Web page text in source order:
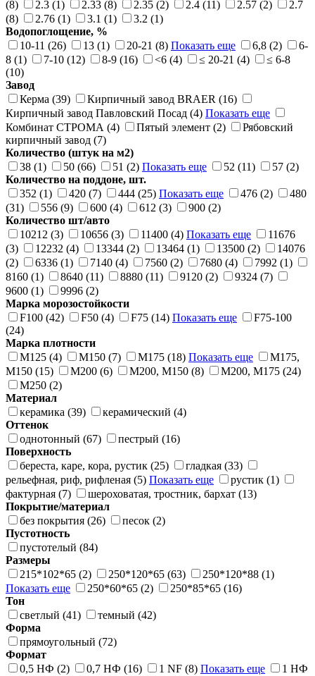
(8)
2.3 (1) 2.33 (8) 2.35 (2) 2.4 (11) 2.57 (2)
2.7
(8)
2.76 (1) 3.1 (1)
3.2 (1)
Водопоглощение, %
10-11 (26)
13 (1) 20-21 (8) Показать еще 6,8 (2)
6-
8 (1)
7-10 (12) 8-9 (16) <6 (4) ≤ 20-21 (4)
≤ 6-8
(10)
Завод
Керма (39)
Кирпичный завод BRAER (16)
Кирпичный завод Павловский Посад (4) Показать еще
Комбинат СТРОМА (4)
Пятый элемент (2)
Рябовский
кирпичный завод (7)
Количество (штук на м2)
38 (1)
50 (66) 51 (2) Показать еще 52 (11)
57 (2)
Количество на поддоне, шт.
352 (1)
420 (7) 444 (25) Показать еще 476 (2)
480
(31)
556 (9) 600 (4) 612 (3)
900 (2)
Количество шт/авто
10212 (3)
10656 (3) 11400 (4) Показать еще
11676
(3)
12232 (4) 13344 (2) 13464 (1) 13500 (2)
14076
(2)
6336 (1) 7140 (4) 7560 (2) 7680 (4)
7992 (1)
8160 (1)
8640 (11) 8880 (11) 9120 (2)
9324 (7)
9600 (1)
9996 (2)
Марка морозостойкости
F100 (42)
F50 (4) F75 (14) Показать еще
F75-100
(24)
Марка плотности
М125 (4)
М150 (7) М175 (18) Показать еще
М175,
М150 (15)
М200 (6) М200, М150 (8)
М200, М175 (24)
М250 (2)
Материал
керамика (39)
керамический (4)
Оттенок
однотонный (67)
пестрый (16)
Поверхность
береста, каре, кора, рустик (25)
гладкая (33)
рельефная, риф, рифленая (5) Показать еще
рустик (1)
фактурная (7)
шероховатая, тростник, бархат (13)
Покрытие/материал
без покрытия (26)
песок (2)
Пустотность
пустотелый (84)
Размеры
215*102*65 (2)
250*120*65 (63)
250*120*88 (1)
Показать еще
250*60*65 (2)
250*85*65 (16)
Тон
светлый (41)
темный (42)
Форма
прямоугольный (72)
Формат
0,5 НФ (2)
0,7 НФ (16) 1 NF (8) Показать еще
1 НФ